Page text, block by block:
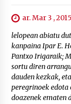
ar. Mar 3 , 2015
lelopean abiatu
kanpaina Ipar E.
Pantxo Irigaraik;
sortu diren
dauden kezkak,
peregrinoek edota
doazenek ematen